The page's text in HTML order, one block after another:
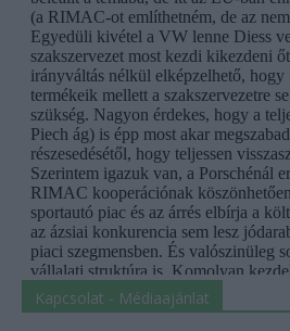
Kapcsolat - Médiaajánlat